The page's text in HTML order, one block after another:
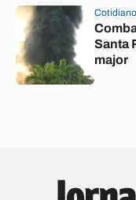
Cotidiano
Santa
major